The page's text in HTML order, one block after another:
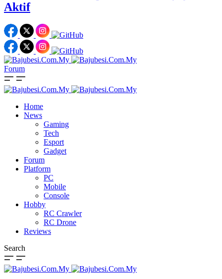
Aktif
Forum
Home
News
Gaming
Tech
Esport
Gadget
Forum
Platform
PC
Mobile
Console
Hobby
RC Crawler
RC Drone
Reviews
Search